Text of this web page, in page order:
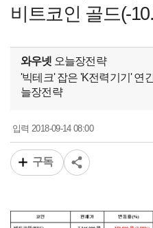
비트코인 골드(-
와우넷 오늘장전략
'빅테크' 잡은 'K전력기기' 연
늘장전략
입력 2018-09-14 08:00
구독